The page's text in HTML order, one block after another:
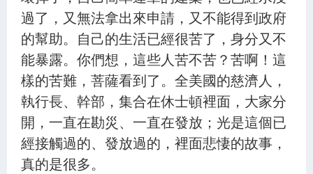
過了，又無法拿出來申請，又不能得到政府
的幫助。自己的生活已經很苦了，身分又不
能暴露。你們想，這些人苦不苦？苦啊！這
樣的苦難，菩薩看到了。全美國的慈濟人，
執行長、幹部，集合在休士頓裡面，大家分
開，一直在勘災、一直在發放；光是這個已
經接觸過的、發放過的，裡面悲悽的故事，
真的是很多。